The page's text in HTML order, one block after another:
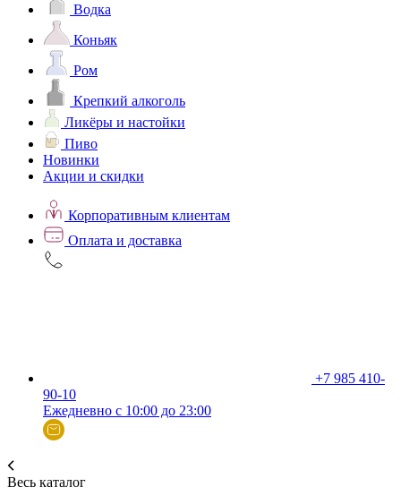
Водка
Коньяк
Ром
Крепкий алкоголь
Ликёры и настойки
Пиво
Новинки
Акции и скидки
Корпоративным клиентам
Оплата и доставка
+7 985 410-
90-10
Ежедневно с 10:00 до 23:00
Весь каталог